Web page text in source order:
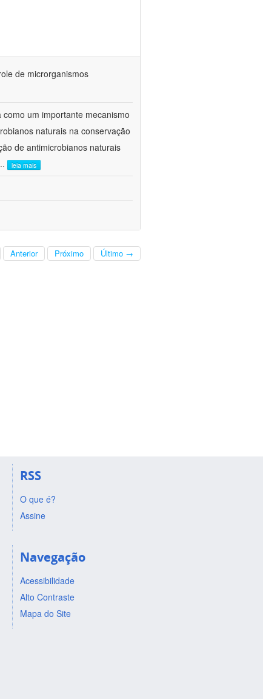
de microrganismos
um importante mecanismo
naturais na conservação
de antimicrobianos naturais
leia mais
Anterior Próximo Último →
RSS
O que é?
Assine
Navegação
Acessibilidade
Alto Contraste
Mapa do Site